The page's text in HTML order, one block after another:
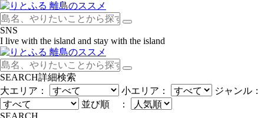
SNS
I live with the island and stay with the island
SEARCH詳細検索
大エリア：
小エリア：
ジャンル：
並び順 ：
SEARCH